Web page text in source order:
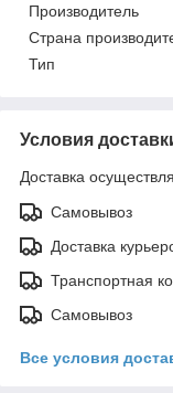
Производитель
Страна
Тип
Условия
Доставка
Самовывоз
Доставка
Транспортная
Самовывоз
Все условия